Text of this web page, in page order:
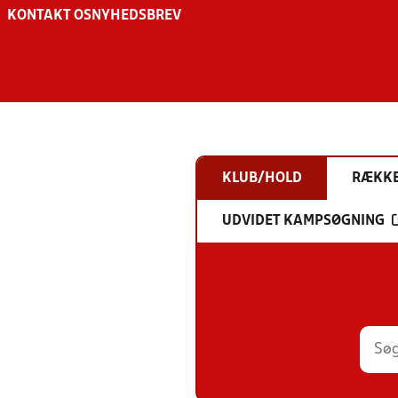
KONTAKT OS NYHEDSBREV
KLUB/HOLD
UDVIDET KAMPSØGNING